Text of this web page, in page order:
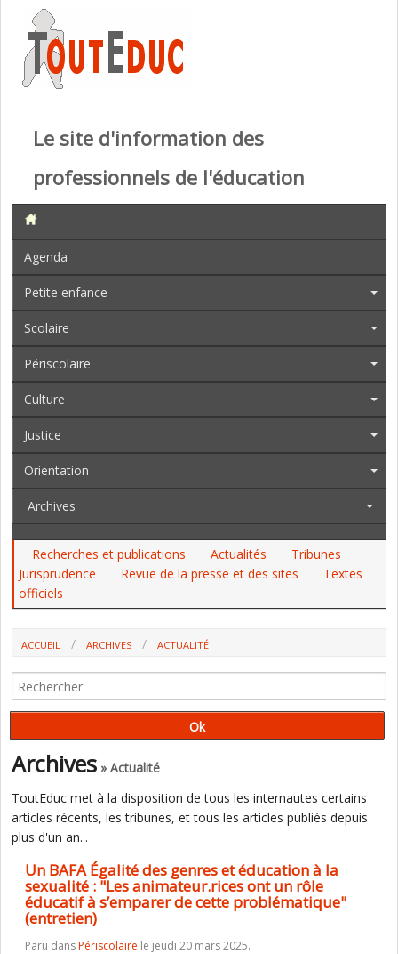
Le site d'information des
professionnels de l'éducation
Agenda
Petite enfance
Scolaire
Périscolaire
Culture
Justice
Orientation
Archives
Recherches et publications Actualités
Tribunes
Jurisprudence
Revue de la presse et des sites
Textes
officiels
ACCUEIL ARCHIVES
ACTUALITÉ
ANIMATEUR.RICES ONT UN RÔLE ÉDUCATIF À S’EMPARER DE CETTE
PROBLÉMATIQUE" (ENTRETIEN)
Archives » Actualité
ToutEduc met à la disposition de tous les internautes certains
articles récents, les tribunes, et tous les articles publiés depuis
plus d'un an...
Un BAFA Égalité des genres et éducation à la
sexualité : "Les animateur.rices ont un rôle
éducatif à s’emparer de cette problématique"
(entretien)
Paru dansPériscolaire le jeudi 20 mars 2025.